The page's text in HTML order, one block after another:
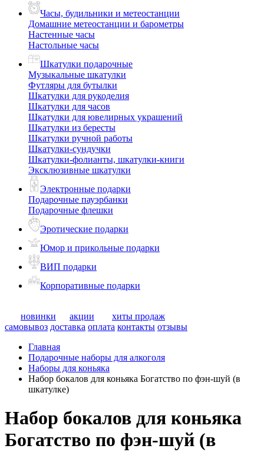
Часы, будильники и метеостанции
Домашние метеостанции и барометры
Настенные часы
Настольные часы
Шкатулки подарочные
Музыкальные шкатулки
Футляры для бутылки
Шкатулки для рукоделия
Шкатулки для часов
Шкатулки для ювелирных украшений
Шкатулки из бересты
Шкатулки ручной работы
Шкатулки-сундучки
Шкатулки-фолианты, шкатулки-книги
Эксклюзивные шкатулки
Электронные подарки
Подарочные пауэрбанки
Подарочные флешки
Эротические подарки
Юмор и прикольные подарки
ВИП подарки
Корпоративные подарки
новинки акции
хиты продаж
самовывоз доставка оплата контакты отзывы
Главная
Подарочные наборы для алкоголя
Наборы для коньяка
Набор бокалов для коньяка Богатство по фэн-шуй (в
шкатулке)
Набор бокалов для коньяка
Богатство по фэн-шуй (в